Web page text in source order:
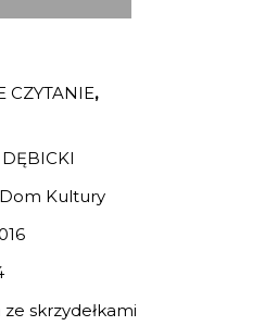
CZYTANIE,
Kultury
skrzydełkami